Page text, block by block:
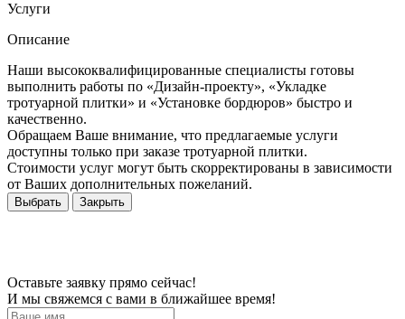
Услуги
Описание
Наши высококвалифицированные специалисты готовы
выполнить работы по «Дизайн-проекту», «Укладке
тротуарной плитки» и «Установке бордюров» быстро и
качественно.
Обращаем Ваше внимание, что предлагаемые услуги
доступны только при заказе тротуарной плитки.
Стоимости услуг могут быть скорректированы в зависимости
от Ваших дополнительных пожеланий.
Выбрать Закрыть
Оставьте заявку прямо сейчас!
И мы свяжемся с вами в ближайшее время!